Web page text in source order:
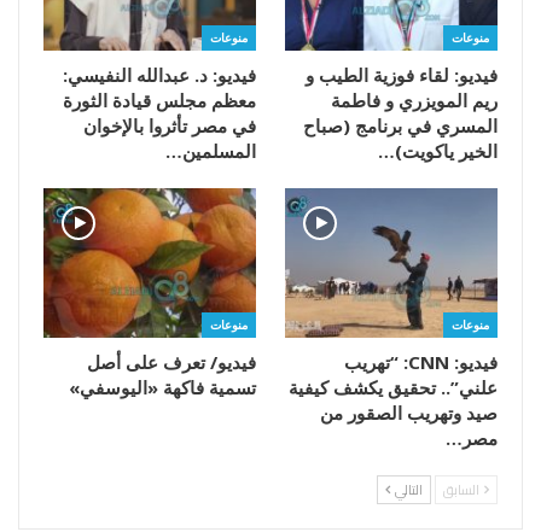
منوعات
فيديو: لقاء فوزية الطيب و
ريم المويزري و فاطمة
المسري في برنامج (صباح
الخير ياكويت)…
منوعات
فيديو: د. عبدالله النفيسي:
معظم مجلس قيادة الثورة
في مصر تأثروا بالإخوان
المسلمين…
منوعات
فيديو: CNN: “تهريب
علني”.. تحقيق يكشف كيفية
صيد وتهريب الصقور من
مصر…
منوعات
فيديو/ تعرف على أصل
تسمية فاكهة «اليوسفي»
السابق التالي